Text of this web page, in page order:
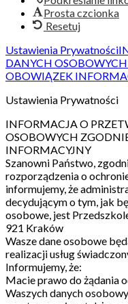
Prosta czcionka
Resetuj
Ustawienia Prywatności
DANYCH
OBOWIĄZEK
Ustawienia Prywatności
INFORMACJA O
OSOBOWYCH
INFORMACYJNY
Szanowni Państwo,
rozporządzenia o
informujemy, że
decydującym o tym, jak
osobowe, jest
921 Kraków
Wasze dane osobowe
realizacji usług
Informujemy, że:
Macie prawo do żądania
Waszych danych